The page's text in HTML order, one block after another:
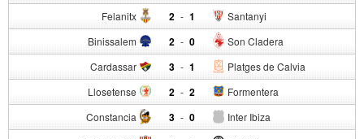
Felanitx 2 - Santanyi
1
Binissalem 2 - Son Cladera
0
Cardassar 3 - Platges de Calvia
1
Llosetense 2 - Formentera
2
Constancia 3 - Inter Ibiza
0